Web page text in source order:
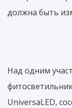
должна быть
Над одним
UniversaLED,